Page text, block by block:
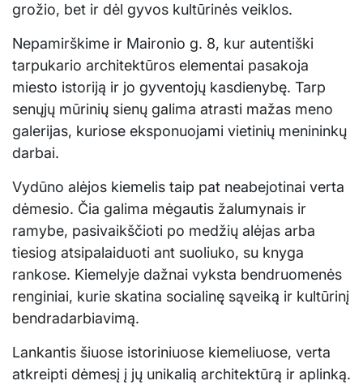
grožio, bet ir dėl gyvos kultūrinės veiklos.
Nepamirškime ir Maironio g. 8, kur autentiški
tarpukario architektūros elementai pasakoja
miesto istoriją ir jo gyventojų kasdienybę. Tarp
senųjų mūrinių sienų galima atrasti mažas meno
galerijas, kuriose eksponuojami vietinių menininkų
darbai.
Vydūno alėjos kiemelis taip pat neabejotinai verta
dėmesio. Čia galima mėgautis žalumynais ir
ramybe, pasivaikščioti po medžių alėjas arba
tiesiog atsipalaiduoti ant suoliuko, su knyga
rankose. Kiemelyje dažnai vyksta bendruomenės
renginiai, kurie skatina socialinę sąveiką ir kultūrinį
bendradarbiavimą.
Lankantis šiuose istoriniuose kiemeliuose, verta
atkreipti dėmesį į jų unikalią architektūrą ir aplinką.